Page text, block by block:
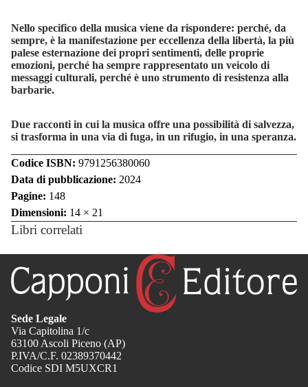
Nello specifico della musica viene da rispondere: perché, da
sempre, è la manifestazione per eccellenza della libertà, la più
palese esternazione dei propri sentimenti, delle proprie
emozioni, perché ha sempre rappresentato un veicolo di
messaggi culturali, perché è uno strumento di resistenza alla
barbarie.
Due racconti in cui la musica offre una possibilità di salvezza,
si trasforma in una via di fuga, in un rifugio, in una speranza.
Codice ISBN: 9791256380060
Data di pubblicazione: 2024
Pagine: 148
Dimensioni: 14 × 21
Libri correlati
Sede Legale
Via Capitolina 1/c
63100 Ascoli Piceno (AP)
P.IVA/C.F. 02389370442
Codice SDI M5UXCR1